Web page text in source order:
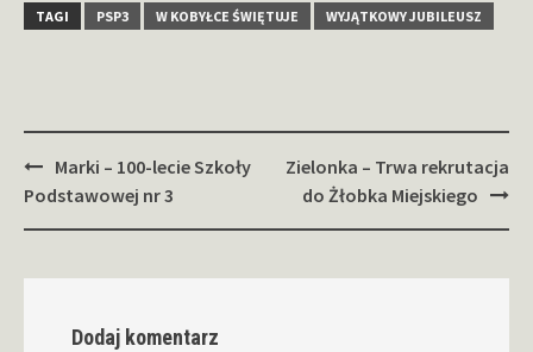
TAGI
PSP3 W KOBYŁCE ŚWIĘTUJE WYJĄTKOWY JUBILEUSZ
Zobacz
wpisy
Marki – 100-lecie Szkoły
Podstawowej nr 3
Zielonka – Trwa rekrutacja
do Żłobka Miejskiego
Dodaj komentarz